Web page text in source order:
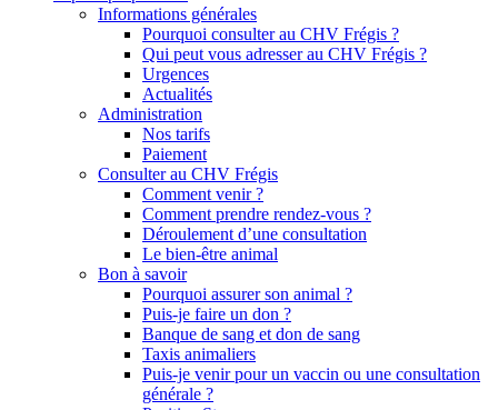
Informations générales
Pourquoi consulter au CHV Frégis ?
Qui peut vous adresser au CHV Frégis ?
Urgences
Actualités
Administration
Nos tarifs
Paiement
Consulter au CHV Frégis
Comment venir ?
Comment prendre rendez-vous ?
Déroulement d’une consultation
Le bien-être animal
Bon à savoir
Pourquoi assurer son animal ?
Puis-je faire un don ?
Banque de sang et don de sang
Taxis animaliers
Puis-je venir pour un vaccin ou une consultation
générale ?